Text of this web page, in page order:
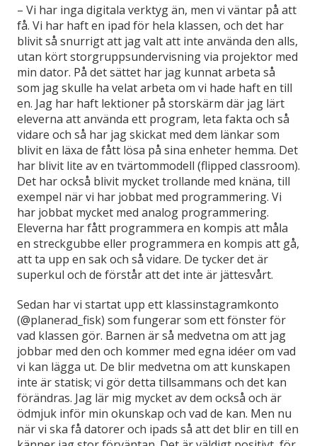
– Vi har inga digitala verktyg än, men vi väntar på att
få. Vi har haft en ipad för hela klassen, och det har
blivit så snurrigt att jag valt att inte använda den alls,
utan kört storgruppsundervisning via projektor med
min dator. På det sättet har jag kunnat arbeta så
som jag skulle ha velat arbeta om vi hade haft en till
en. Jag har haft lektioner på storskärm där jag lärt
eleverna att använda ett program, leta fakta och så
vidare och så har jag skickat med dem länkar som
blivit en läxa de fått lösa på sina enheter hemma. Det
har blivit lite av en tvärtommodell (flipped classroom).
Det har också blivit mycket trollande med knäna, till
exempel när vi har jobbat med programmering. Vi
har jobbat mycket med analog programmering.
Eleverna har fått programmera en kompis att måla
en streckgubbe eller programmera en kompis att gå,
att ta upp en sak och så vidare. De tycker det är
superkul och de förstår att det inte är jättesvårt.
Sedan har vi startat upp ett klassinstagramkonto
(@planerad_fisk) som fungerar som ett fönster för
vad klassen gör. Barnen är så medvetna om att jag
jobbar med den och kommer med egna idéer om vad
vi kan lägga ut. De blir medvetna om att kunskapen
inte är statisk; vi gör detta tillsammans och det kan
förändras. Jag lär mig mycket av dem också och är
ödmjuk inför min okunskap och vad de kan. Men nu
när vi ska få datorer och ipads så att det blir en till en